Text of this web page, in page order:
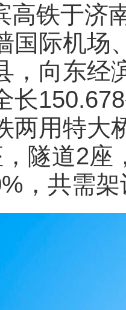
高铁于济
国际机场
，向东经
长
两用特大
隧道2座
，共需